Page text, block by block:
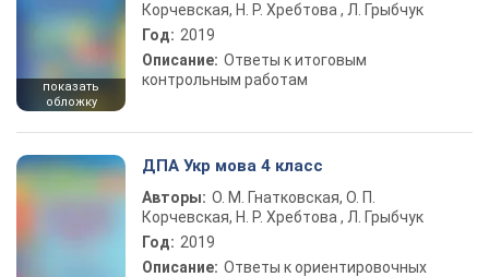
показать
обложку
Корчевская, Н. Р. Хребтова , Л. Грыбчук
Год: 2019
Описание: Ответы к итоговым
контрольным работам
ДПА Укр мова 4 класс
Авторы: О. М. Гнатковская, О. П.
Корчевская, Н. Р. Хребтова , Л. Грыбчук
Год: 2019
Описание: Ответы к ориентировочных